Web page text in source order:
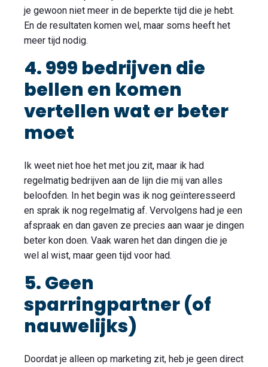
je gewoon niet meer in de beperkte tijd die je hebt.
En de resultaten komen wel, maar soms heeft het
meer tijd nodig.
4. 999 bedrijven die
bellen en komen
vertellen wat er beter
moet
Ik weet niet hoe het met jou zit, maar ik had
regelmatig bedrijven aan de lijn die mij van alles
beloofden. In het begin was ik nog geïnteresseerd
en sprak ik nog regelmatig af. Vervolgens had je een
afspraak en dan gaven ze precies aan waar je dingen
beter kon doen. Vaak waren het dan dingen die je
wel al wist, maar geen tijd voor had.
5. Geen
sparringpartner (of
nauwelijks)
Doordat je alleen op marketing zit, heb je geen direct